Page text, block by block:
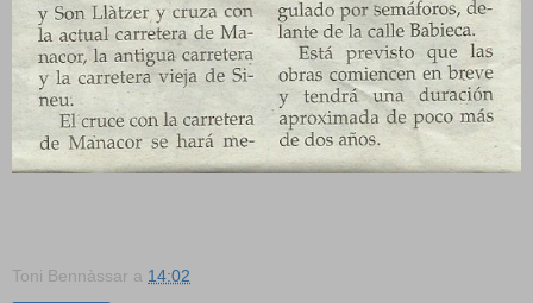
Toni Bennàssar a 14:02